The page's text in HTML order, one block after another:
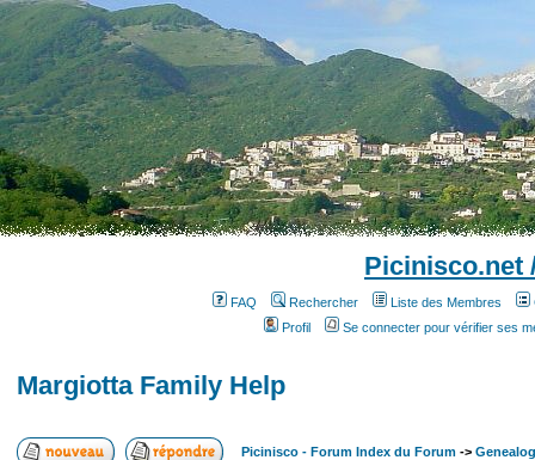
Picinisco.net
FAQ Rechercher Liste des Membres
Profil
Se connecter pour vérifier ses
Margiotta Family Help
Picinisco - Forum Index du Forum ->